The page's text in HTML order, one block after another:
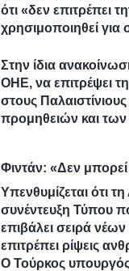
ότι «δεν
χρησιμοποιηθεί
Στην ίδια
ΟΗΕ, να επιτρέψει
στους
προμηθειών και των
Φιντάν: «Δεν μπορεί
Υπενθυμίζεται ότι
συνέντευξη Τύπου
επιβάλει σειρά
επιτρέπει ρίψεις
Ο Τούρκος υπουργός